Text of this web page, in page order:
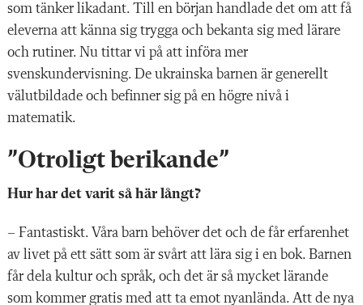
som tänker likadant. Till en början handlade det om att få
eleverna att känna sig trygga och bekanta sig med lärare
och rutiner. Nu tittar vi på att införa mer
svenskundervisning. De ukrainska barnen är generellt
välutbildade och befinner sig på en högre nivå i
matematik.
”Otroligt berikande”
Hur har det varit så här långt?
– Fantastiskt. Våra barn behöver det och de får erfarenhet
av livet på ett sätt som är svårt att lära sig i en bok. Barnen
får dela kultur och språk, och det är så mycket lärande
som kommer gratis med att ta emot nyanlända. Att de nya